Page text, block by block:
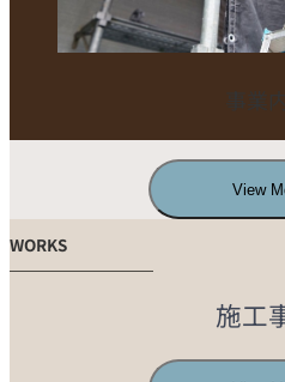
事業
View
WORKS
施工